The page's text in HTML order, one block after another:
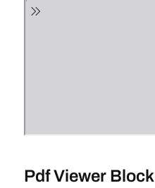
Pdf Viewer Block